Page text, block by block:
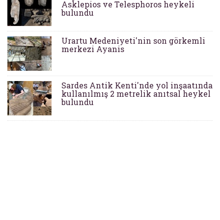
Asklepios ve Telesphoros heykeli
bulundu
Urartu Medeniyeti'nin son görkemli
merkezi Ayanis
Sardes Antik Kenti'nde yol inşaatında
kullanılmış 2 metrelik anıtsal heykel
bulundu